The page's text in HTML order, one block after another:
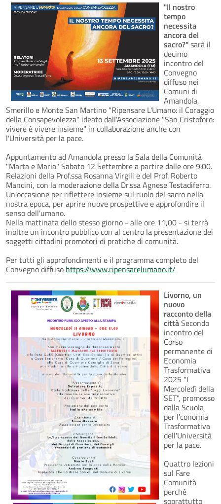
"Il nostro
tempo
necessita
ancora del
sacro?"sarà il
decimo
incontro del
Convegno
diffuso nei
Comuni di
Amandola,
Smerillo e Monte San Martino "Ripensare L'Umano: il Coraggio
della Consapevolezza" ideato dall'Associazione "San Cristoforo:
vivere è vivere insieme" in collaborazione anche con
l'Università per la pace.
Appuntamento ad Amandola presso la Sala della Comunità
"Marta e Maria" Sabato 12 Settembre a partire dalle ore 9:00.
Relazioni della Prof.ssa Rosanna Virgili e del Prof. Roberto
Mancini, con la moderazione della Dr.ssa Agnese Testadiferro.
Un'occasione per riflettere insieme sul ruolo del sacro nella
nostra epoca, per aprire nuove prospettive e approfondire il
senso dell'umano.
Nella mattinata dello stesso giorno - alle ore 11,00 - si terrà
inoltre un incontro pubblico con al centro la presentazione dei
soggetti cittadini promotori di pratiche di comunità.
Per tutti gli approfondimenti e il programma completo del
Convegno diffuso https://www.ripensarelumano.it/
Livorno, un
nuovo
racconto della
cittàSecondo
incontro del
Corso
permanente di
Economia
Trasformativa
2025 "I
Mercoledì della
SET", promosso
dalla Scuola
per l'conomia
Trasformativa
dell'Università
per la pace.
Quattro lezioni
sul Fare
Comunità
perché
soprattutto